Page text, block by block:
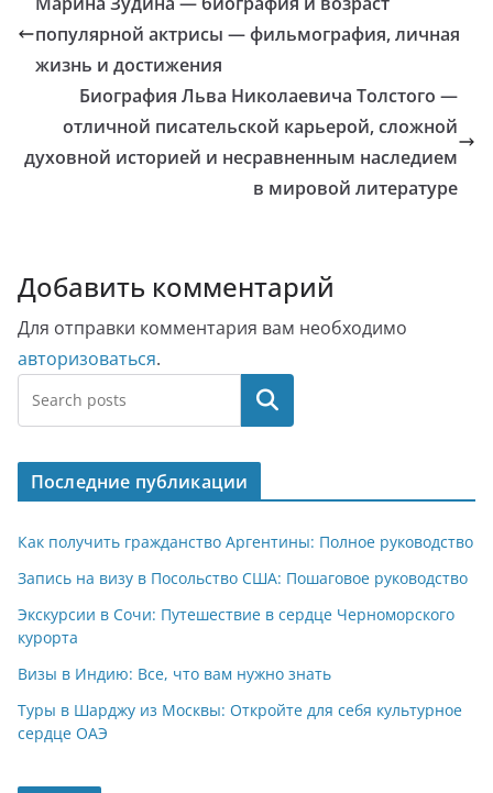
популярной актрисы — фильмография, личная
жизнь и достижения
Биография Льва Николаевича Толстого —
отличной писательской карьерой, сложной
духовной историей и несравненным наследием
в мировой литературе
Добавить комментарий
Для отправки комментария вам необходимо
авторизоваться.
Поиск
Последние публикации
Как получить гражданство Аргентины: Полное руководство
Запись на визу в Посольство США: Пошаговое руководство
Экскурсии в Сочи: Путешествие в сердце Черноморского
курорта
Визы в Индию: Все, что вам нужно знать
Туры в Шарджу из Москвы: Откройте для себя культурное
сердце ОАЭ